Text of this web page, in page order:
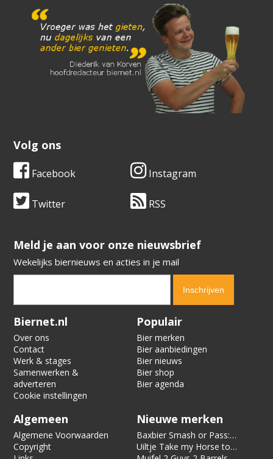
Volg ons
Facebook Instagram
Twitter RSS
​​​​​​​Meld je aan voor onze nieuwsbrief
Wekelijks biernieuws en acties in je mail
Verification code:
Biernet.nl
Over ons
Contact
Werk & stages
Samenwerken &
adverteren
Cookie instellingen
Populair
Bier merken
Bier aanbiedingen
Bier nieuws
Bier shop
Bier agenda
Algemeen
Algemene Voorwaarden
Copyright
Nieuwe merken
Baxbier Smash or Pass:
Strata
Uiltje Take my Horse to